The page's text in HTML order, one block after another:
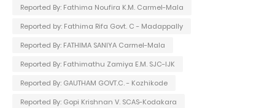
Reported By: Fathima Noufira K.M. Carmel-Mala
Reported by: Fathima Rifa Govt. C - Madappally
Reported By: FATHIMA SANIYA Carmel-Mala
Reported By: Fathimathu Zamiya E.M. SJC-IJK
Reported By: GAUTHAM GOVT.C. - Kozhikode
Reported By: Gopi Krishnan V. SCAS-Kodakara